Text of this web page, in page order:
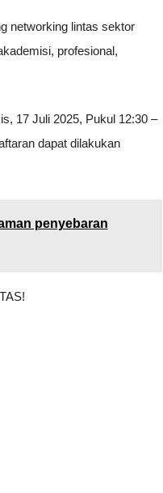
networking lintas sektor
profesional,
17 Juli 2025, Pukul 12:30 –
dapat dilakukan
penyebaran